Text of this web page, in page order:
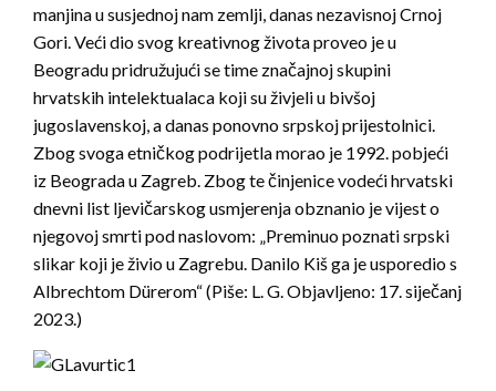
manjina u susjednoj nam zemlji, danas nezavisnoj Crnoj
Gori. Veći dio svog kreativnog života proveo je u
Beogradu pridružujući se time značajnoj skupini
hrvatskih intelektualaca koji su živjeli u bivšoj
jugoslavenskoj, a danas ponovno srpskoj prijestolnici.
Zbog svoga etničkog podrijetla morao je 1992. pobjeći
iz Beograda u Zagreb. Zbog te činjenice vodeći hrvatski
dnevni list ljevičarskog usmjerenja obznanio je vijest o
njegovoj smrti pod naslovom: „Preminuo poznati srpski
slikar koji je živio u Zagrebu. Danilo Kiš ga je usporedio s
Albrechtom Dürerom“ (Piše: L. G. Objavljeno: 17. siječanj
2023.)